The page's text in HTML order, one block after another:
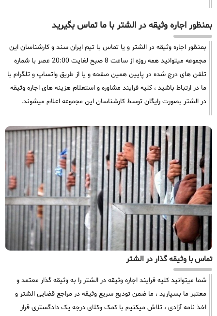
بمنظور اجاره وثیقه در الشتر با ما تماس بگیرید
بمنظور اجاره وثیقه در الشتر و یا تماس با تیم ایران سند و کارشناسان این
مجموعه میتوانید همه روزه از ساعت 8 صبح لغایت 20:00 عصر با شماره
تلفن های درج شده در پایین همین صفحه و یا از طریق واتساپ و تلگرام با
ما در ارتباط باشید ، کلیه فرایند مشاوره و استعلام هزینه های اجاره وثیقه
در الشتر بصورت رایگان توسط کارشناسان این مجموعه اعلام میشوند.
تماس با وثیقه گذار در الشتر
شما میتوانید کلیه فرایند اجاره وثیقه در الشتر را به وثیقه گذار معتمد و
معتبر ما بسپارید ، ما ضمن تودیع سریع وثیقه در مراجع قضایی الشتر و
اخذ نامه آزادی ، تلاش میکنیم با کمک وکلای درجه یک دادگستری قرار